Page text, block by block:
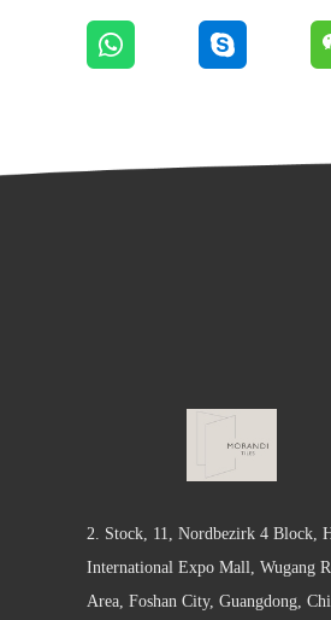
2. Stock, 11, Nordbezirk 4 Block,
International Expo Mall, Wugang
Area, Foshan City, Guangdong,